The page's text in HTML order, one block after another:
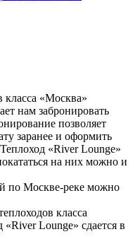
класса «Москва»
нам забронировать
позволяет
заранее и оформить
«River Lounge»
на них можно и
по Москве-реке можно
класса
Lounge» сдается в